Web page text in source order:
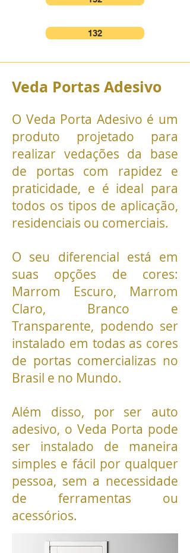
132
Veda Portas Adesivo
O Veda Porta Adesivo é um
produto projetado para
realizar vedações da base
de portas com rapidez e
praticidade, e é ideal para
todos os tipos de aplicação,
residenciais ou comerciais.
O seu diferencial está em
suas opções de cores:
Marrom Escuro, Marrom
Claro, Branco e
Transparente, podendo ser
instalado em todas as cores
de portas comercializas no
Brasil e no Mundo.
Além disso, por ser auto
adesivo, o Veda Porta pode
ser instalado de maneira
simples e fácil por qualquer
pessoa, sem a necessidade
de ferramentas ou
acessórios.